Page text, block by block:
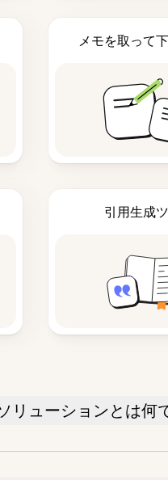
メモを取って
引用生成
リューションとは何